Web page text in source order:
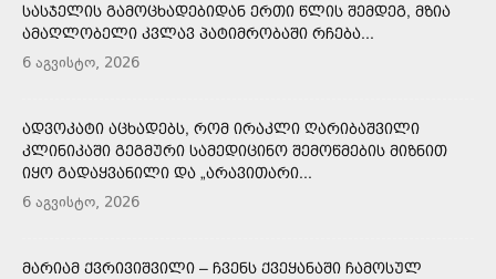
ᲡᲐᲡᲯᲔᲚᲘᲡ ᲒᲐᲛᲝᲪᲮᲐᲓᲔᲑᲘᲓᲐᲜ ᲔᲠᲗᲘ ᲬᲚᲘᲡ ᲨᲔᲛᲓᲔᲒ, ᲛᲖᲘᲐ
ᲐᲛᲐᲦᲚᲝᲑᲔᲚᲘ ᲙᲕᲚᲐᲕ ᲞᲐᲢᲘᲛᲠᲝᲑᲐᲨᲘ ᲠᲩᲔᲑᲐ...
6 აგვისტო, 2026
ᲐᲓᲕᲝᲙᲐᲢᲘ ᲐᲪᲮᲐᲓᲔᲑᲡ, ᲠᲝᲛ ᲘᲠᲐᲙᲚᲘ ᲦᲐᲠᲘᲑᲐᲨᲕᲘᲚᲘ
ᲙᲚᲘᲜᲘᲙᲐᲨᲘ ᲒᲔᲒᲛᲣᲠᲘ ᲡᲐᲛᲔᲓᲘᲪᲘᲜᲝ ᲨᲔᲛᲝᲬᲛᲔᲑᲘᲡ ᲛᲘᲖᲜᲘᲗ
ᲘᲧᲝ ᲒᲐᲓᲐᲧᲕᲐᲜᲘᲚᲘ ᲓᲐ „ᲐᲠᲐᲕᲘᲗᲐᲠᲘ...
6 აგვისტო, 2026
ᲛᲐᲠᲘᲐᲛ ᲥᲕᲠᲘᲕᲘᲨᲕᲘᲚᲘ – ᲩᲕᲔᲜᲡ ᲥᲕᲔᲧᲐᲜᲐᲨᲘ ᲩᲐᲛᲝᲡᲣᲚ